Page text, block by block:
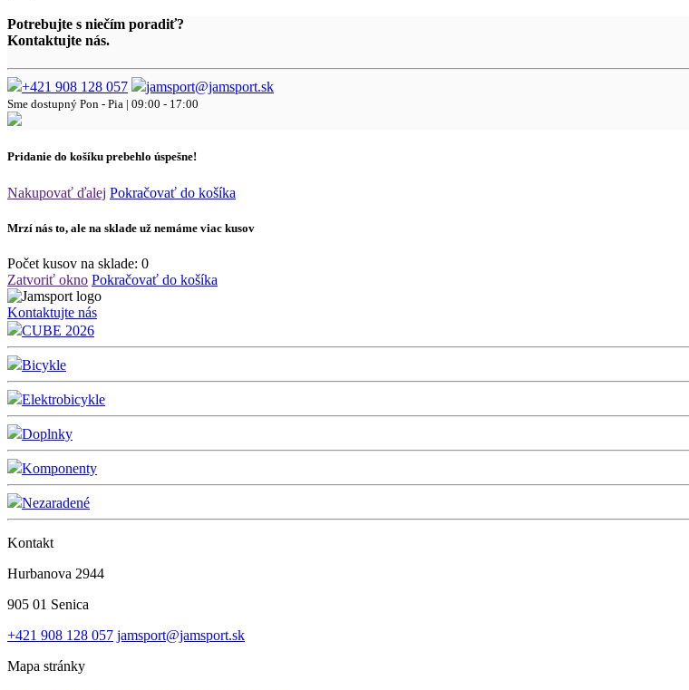
Potrebujte s niečím poradiť?
Kontaktujte nás.
+421 908 128 057 jamsport@jamsport.sk
Sme dostupný Pon - Pia | 09:00 - 17:00
Pridanie do košíku prebehlo úspešne!
Nakupovať ďalej Pokračovať do košíka
Mrzí nás to, ale na sklade už nemáme viac kusov
Počet kusov na sklade: 0
Zatvoriť okno Pokračovať do košíka
Kontaktujte nás
CUBE 2026
Bicykle
Elektrobicykle
Doplnky
Komponenty
Nezaradené
Kontakt
Hurbanova 2944
905 01 Senica
+421 908 128 057 jamsport@jamsport.sk
Mapa stránky